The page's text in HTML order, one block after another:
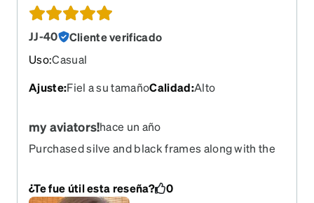
JJ-40
Cliente verificado
Uso:Casual
Ajuste:Fiel a su tamañoCalidad:Alto
my aviators!hace un año
Purchased silve and black frames along with the
¿Te fue útil esta reseña?
0